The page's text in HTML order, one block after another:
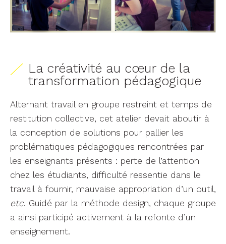
La créativité au cœur de la
transformation pédagogique
Alternant travail en groupe restreint et temps de
restitution collective, cet atelier devait aboutir à
la conception de solutions pour pallier les
problématiques pédagogiques rencontrées par
les enseignants présents : perte de l’attention
chez les étudiants, difficulté ressentie dans le
travail à fournir, mauvaise appropriation d’un outil,
etc. Guidé par la méthode design, chaque groupe
a ainsi participé activement à la refonte d’un
enseignement.